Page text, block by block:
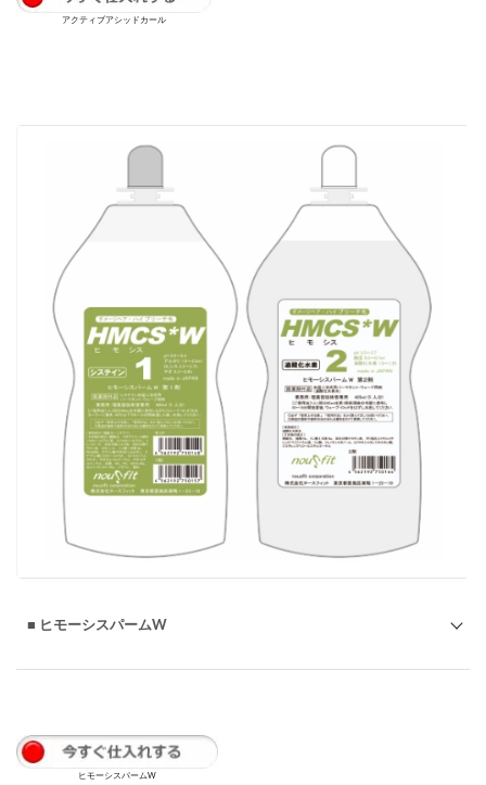
アクティブアシッドカールもっと知る
◇
看板メニューに酸性スピエラ・アクティブアシッドカール
スピエラ縮毛矯正後、同時にスピエラでカールパーマ
◇
高齢化社会が求める「アンチエイジング美容室」
アクティブアシッドカール
■ ヒモーシスパームW
ヒモーシスパームW